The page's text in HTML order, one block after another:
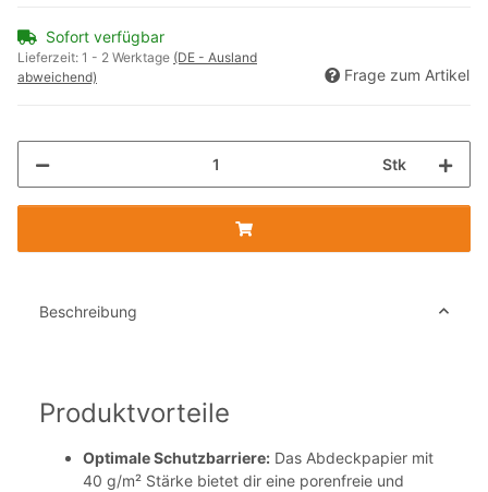
Sofort verfügbar
Lieferzeit: 1 - 2 Werktage (DE - Ausland
abweichend)
Frage zum Artikel
Stk
Beschreibung
Produktvorteile
Optimale Schutzbarriere: Das Abdeckpapier mit
40 g/m² Stärke bietet dir eine porenfreie und